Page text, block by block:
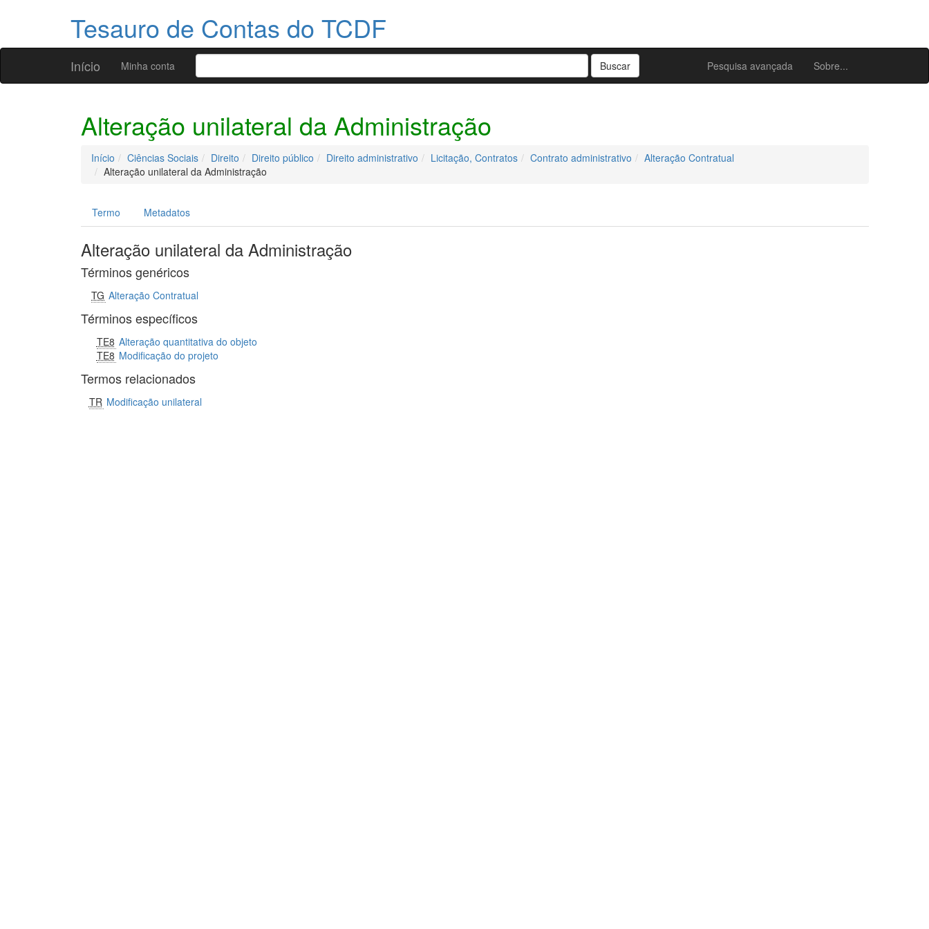
Tesauro de Contas do TCDF
Início Pesquisa avançada Sobre...
Minha conta
Alteração unilateral da Administração
Início Ciências Sociais Direito Direito público Direito administrativo Licitação, Contratos Contrato administrativo
Alteração Contratual
Alteração unilateral da Administração
Termo Metadatos
Alteração unilateral da Administração
Términos genéricos
TG Alteração Contratual
Términos específicos
TE8 Alteração quantitativa do objeto
TE8 Modificação do projeto
Termos relacionados
TR Modificação unilateral